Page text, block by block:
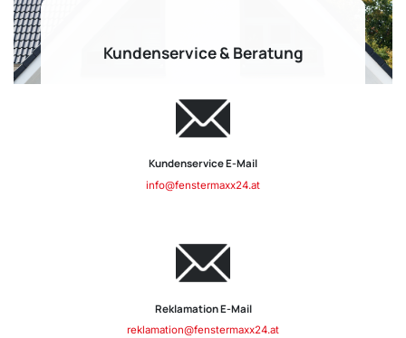
Kundenservice & Beratung
Kundenservice E-Mail
info@fenstermaxx24.at
Reklamation E-Mail
reklamation@fenstermaxx24.at